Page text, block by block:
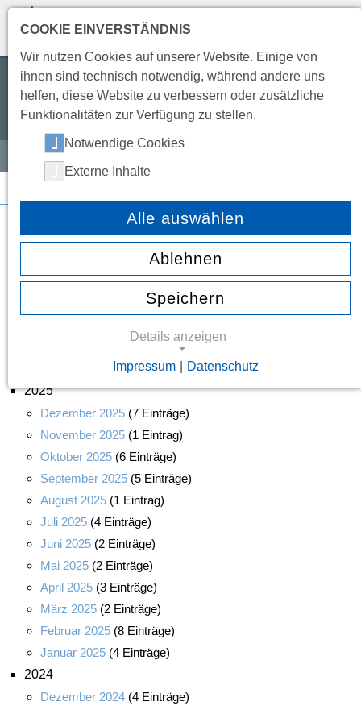
Wir wollen eine Schule leben,
die offen, freundlich, entwicklungsfähig
und partnerschaftlich ist.
SERVICE NEWS
Juli 2026(3 Einträge)
(4 Einträge)
Mai 2026(3 Einträge)
(4 Einträge)
(6 Einträge)
2025
Dezember 2025 (7 Einträge)
November 2025 (1 Eintrag)
Oktober 2025 (6 Einträge)
September 2025 (5 Einträge)
August 2025 (1 Eintrag)
Juli 2025 (4 Einträge)
Juni 2025 (2 Einträge)
Mai 2025 (2 Einträge)
April 2025 (3 Einträge)
März 2025 (2 Einträge)
Februar 2025 (8 Einträge)
Januar 2025 (4 Einträge)
2024
Dezember 2024 (4 Einträge)
COOKIE EINVERSTÄNDNIS
Wir nutzen Cookies auf unserer Website. Einige von
ihnen sind technisch notwendig, während andere uns
helfen, diese Website zu verbessern oder zusätzliche
Funktionalitäten zur Verfügung zu stellen.
Notwendige Cookies
Externe Inhalte
Alle auswählen
Ablehnen
Speichern
Details anzeigen
Impressum Datenschutz